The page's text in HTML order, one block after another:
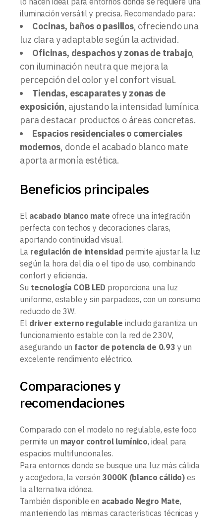
iluminación versátil y precisa. Recomendado para:
Cocinas, baños o pasillos, ofreciendo una
luz clara y adaptable según la actividad.
Oficinas, despachos y zonas de trabajo,
con iluminación neutra que mejora la
percepción del color y el confort visual.
Tiendas, escaparates y zonas de
exposición, ajustando la intensidad lumínica
para destacar productos o áreas concretas.
Espacios residenciales o comerciales
modernos, donde el acabado blanco mate
aporta armonía estética.
Beneficios principales
El acabado blanco mate ofrece una integración
perfecta con techos y decoraciones claras,
aportando continuidad visual.
La regulación de intensidad permite ajustar la luz
según la hora del día o el tipo de uso, combinando
confort y eficiencia.
Su tecnología COB LED proporciona una luz
uniforme, estable y sin parpadeos, con un consumo
reducido de 3W.
El driver externo regulable incluido garantiza un
funcionamiento estable con la red de 230V,
asegurando un factor de potencia de 0.93 y un
excelente rendimiento eléctrico.
Comparaciones y
recomendaciones
Comparado con el modelo no regulable, este foco
permite un mayor control lumínico, ideal para
espacios multifuncionales.
Para entornos donde se busque una luz más cálida
y acogedora, la versión 3000K (blanco cálido) es
la alternativa idónea.
También disponible en acabado Negro Mate,
manteniendo las mismas características técnicas y